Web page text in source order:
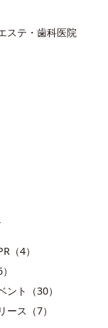
ステ・歯科医院
（4）
ント（30）
ース（7）